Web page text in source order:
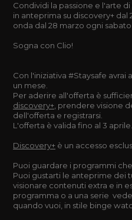
Condividi la passione e l'arte
in anteprima su discovery+ dal
onda dal 28 marzo ogni sabato
Sogna con Clio!
Con l'iniziativa #Staysafe avrai
un mese.
Per aderire all'offerta è
discovery+ , prendere visione
dell'offerta e registrarsi.
L'offerta è valida fino al 3 aprile.
Discovery+ è un accesso
Puoi guardare i programmi
Puoi gustarti le anteprime dei
visionare contenuti extra e in
programma o a una serie
quando vuoi, in stile binge